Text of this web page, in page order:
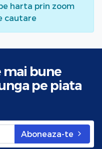
harta prin zoom
cautare
mai bune
pe piata
Aboneaza-te